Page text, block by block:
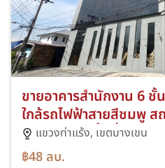
ขายอาคารสำนักงาน 6
ใกล้รถไฟฟ้าสายสีชมพู ส
24 ตารางวา พื้นที่ใช้สอย
เมตร NOO
แขวงท่าแร้ง, เขตบางเขน
฿48ลบ.